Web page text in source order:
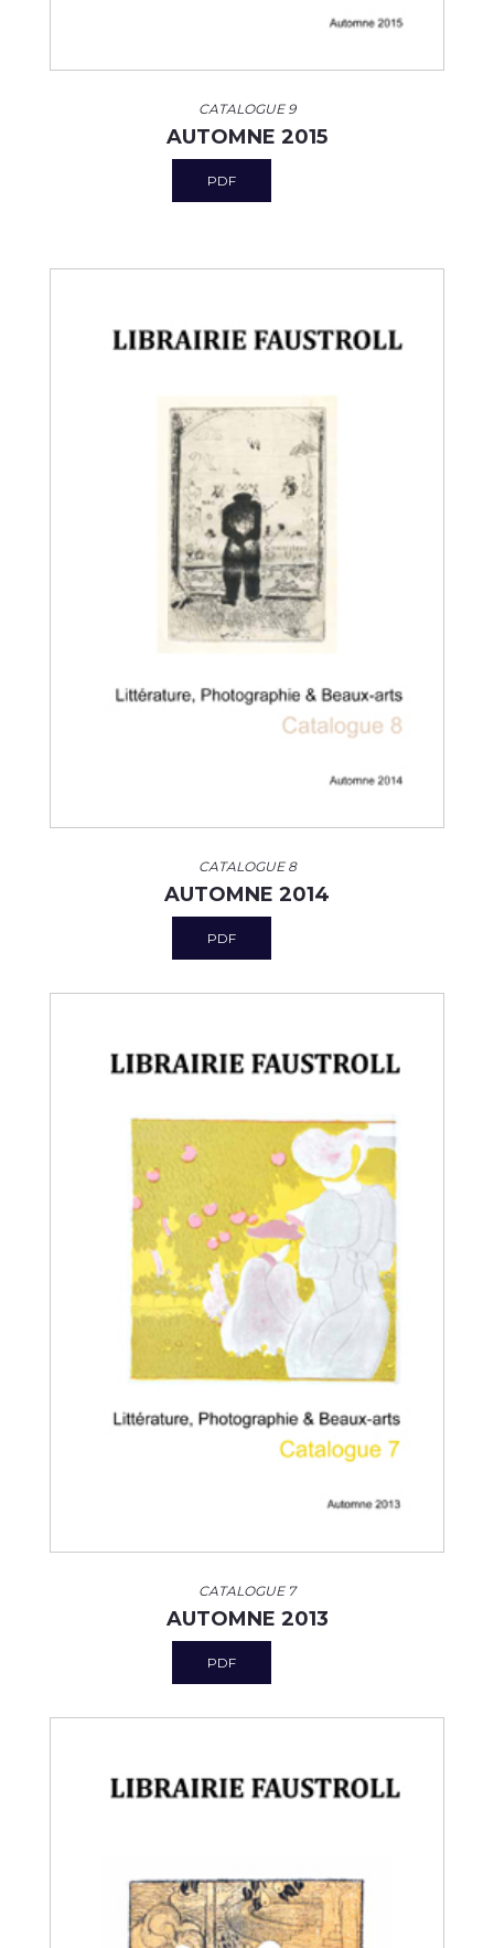
CATALOGUE 9
AUTOMNE 2015
PDF
CATALOGUE 8
AUTOMNE 2014
PDF
CATALOGUE 7
AUTOMNE 2013
PDF